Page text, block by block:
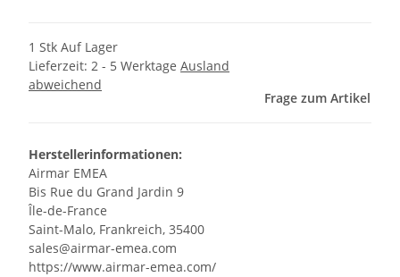
1 Stk Auf Lager
Lieferzeit: 2 - 5 Werktage Ausland
abweichend
Frage zum Artikel
Herstellerinformationen:
Airmar EMEA
Bis Rue du Grand Jardin 9
Île-de-France
Saint-Malo, Frankreich, 35400
sales@airmar-emea.com
https://www.airmar-emea.com/